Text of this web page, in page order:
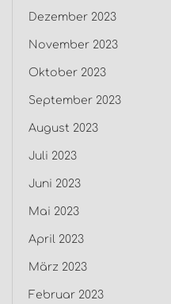
Dezember 2023
November 2023
Oktober 2023
September 2023
August 2023
Juli 2023
Juni 2023
Mai 2023
April 2023
März 2023
Februar 2023